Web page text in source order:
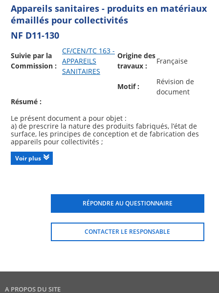
Appareils sanitaires - produits en matériaux
émaillés pour collectivités
NF D11-130
Suivie par la
Commission :
CF/CEN/TC 163 -
APPAREILS
SANITAIRES
Origine des
travaux :
Française
Motif :
Révision de
document
Résumé :
Le présent document a pour objet :
a) de prescrire la nature des produits fabriqués, l’état de
surface, les principes de conception et de fabrication des
appareils pour collectivités ;
? dimensionnelles (cotes de raccordement) ;
? d’aptitude à l’emploi ;
Il s’applique aux appareils sanitaires en matériaux émaillés
suivants, utilisés plus particulièrement dans les collectivités
? cuvette pour bébés (= 260 mm), cuvette pour enfants (300
? siège à la turque ;
? fontaine ;
Voir plus
RÉPONDRE AU QUESTIONNAIRE
CONTACTER LE RESPONSABLE
A PROPOS DU SITE